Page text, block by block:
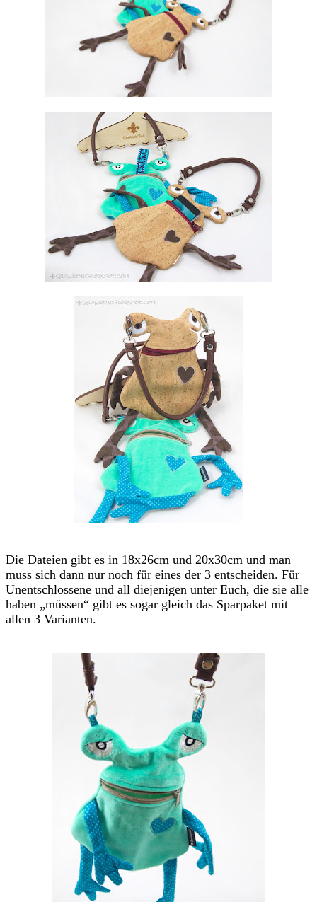
Die Dateien gibt es in 18x26cm und 20x30cm und man
muss sich dann nur noch für eines der 3 entscheiden. Für
Unentschlossene und all diejenigen unter Euch, die sie alle
haben „müssen“ gibt es sogar gleich das Sparpaket mit
allen 3 Varianten.